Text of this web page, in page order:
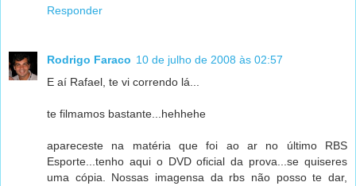
Responder
Rodrigo Faraco 10 de julho de 2008 às 02:57
E aí Rafael, te vi correndo lá...
te filmamos bastante...hehhehe
apareceste na matéria que foi ao ar no último RBS
Esporte...tenho aqui o DVD oficial da prova...se quiseres
uma cópia. Nossas imagensa da rbs não posso te dar,